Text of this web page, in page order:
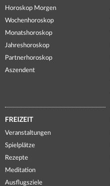
Horoskop Morgen
Wochenhoroskop
Monatshoroskop
Jahreshoroskop
Partnerhoroskop
Aszendent
FREIZEIT
Veranstaltungen
Spielplätze
Rezepte
Meditation
Ausflugsziele